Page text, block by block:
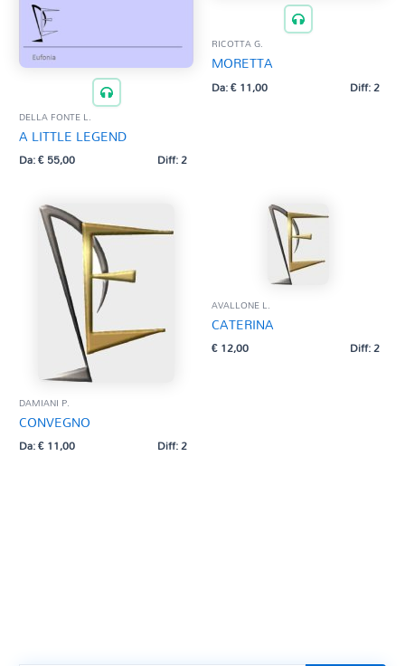
DELLA FONTE L.
A LITTLE LEGEND
Da:€55,00 Diff: 2
RICOTTA G.
MORETTA
Da:€11,00 Diff: 2
DAMIANI P.
CONVEGNO
Da:€11,00 Diff: 2
AVALLONE L.
CATERINA
€12,00 Diff: 2